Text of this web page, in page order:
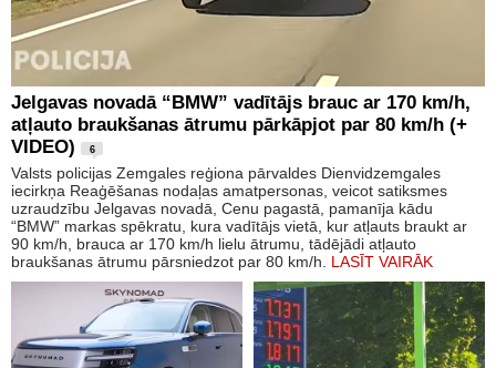
Jelgavas novadā “BMW” vadītājs brauc ar 170 km/h,
atļauto braukšanas ātrumu pārkāpjot par 80 km/h (+
VIDEO)
6
Valsts policijas Zemgales reģiona pārvaldes Dienvidzemgales
iecirkņa Reaģēšanas nodaļas amatpersonas, veicot satiksmes
uzraudzību Jelgavas novadā, Cenu pagastā, pamanīja kādu
“BMW” markas spēkratu, kura vadītājs vietā, kur atļauts braukt ar
90 km/h, brauca ar 170 km/h lielu ātrumu, tādējādi atļauto
braukšanas ātrumu pārsniedzot par 80 km/h. LASĪT VAIRĀK